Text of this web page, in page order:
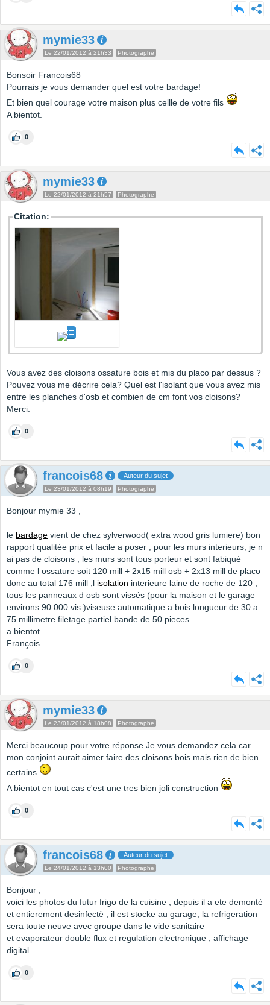
mymie33
Le 22/01/2012 à 21h33 Photographe
Bonsoir Francois68
Pourrais je vous demander quel est votre bardage!
Et bien quel courage votre maison plus cellle de votre fils
A bientot.
0
mymie33
Le 22/01/2012 à 21h57 Photographe
Citation:
Vous avez des cloisons ossature bois et mis du placo par dessus ?
Pouvez vous me décrire cela? Quel est l'isolant que vous avez mis
entre les planches d'osb et combien de cm font vos cloisons?
Merci.
0
francois68 Auteur du sujet
Le 23/01/2012 à 08h19 Photographe
Bonjour mymie 33 ,
le bardage vient de chez sylverwood( extra wood gris lumiere) bon
rapport qualitée prix et facile a poser , pour les murs interieurs, je n
ai pas de cloisons , les murs sont tous porteur et sont fabiqué
comme l ossature soit 120 mill + 2x15 mill osb + 2x13 mill de placo
donc au total 176 mill ,l isolation interieure laine de roche de 120 ,
tous les panneaux d osb sont vissés (pour la maison et le garage
environs 90.000 vis )viseuse automatique a bois longueur de 30 a
75 millimetre filetage partiel bande de 50 pieces
a bientot
François
0
mymie33
Le 23/01/2012 à 18h08 Photographe
Merci beaucoup pour votre réponse.Je vous demandez cela car
mon conjoint aurait aimer faire des cloisons bois mais rien de bien
certains
A bientot en tout cas c'est une tres bien joli construction
0
francois68 Auteur du sujet
Le 24/01/2012 à 13h00 Photographe
Bonjour ,
voici les photos du futur frigo de la cuisine , depuis il a ete demontè
et entierement desinfectè , il est stocke au garage, la refrigeration
sera toute neuve avec groupe dans le vide sanitaire
et evaporateur double flux et regulation electronique , affichage
digital
0